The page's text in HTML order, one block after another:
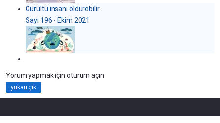
Gürültü insanı öldürebilir
Sayı 196 - Ekim 2021
Yorum yapmak için oturum açın
yukarı çık